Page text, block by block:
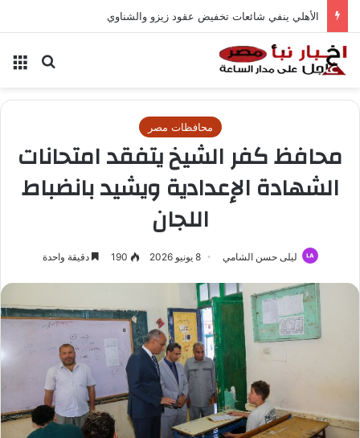
الأهلي ينفي شائعات تخفيض عقود زيزو والشناوي
بحث
محافظات مصر
محافظ كفر الشيخ يتفقد امتحانات
الشهادة الإعدادية ويشيد بانضباط
اللجان
ليلى حسن الشامي 8 يونيو 2026 190 دقيقة واحدة